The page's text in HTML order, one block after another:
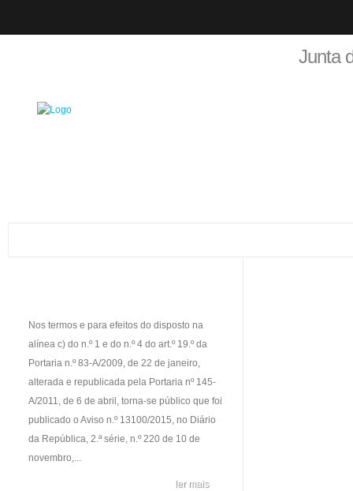
Junta
Nos termos e para efeitos do disposto na
alínea c) do n.º 1 e do n.º 4 do art.º 19.º da
Portaria n.º 83-A/2009, de 22 de janeiro,
alterada e republicada pela Portaria nº 145-
A/2011, de 6 de abril, torna-se público que foi
publicado o Aviso n.º 13100/2015, no Diário
da República, 2.ª série, n.º 220 de 10 de
novembro,...
ler mais